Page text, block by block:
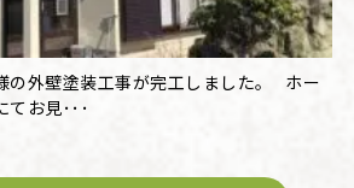
の外壁塗装工事が完工しました。 ホー
てお見･･･